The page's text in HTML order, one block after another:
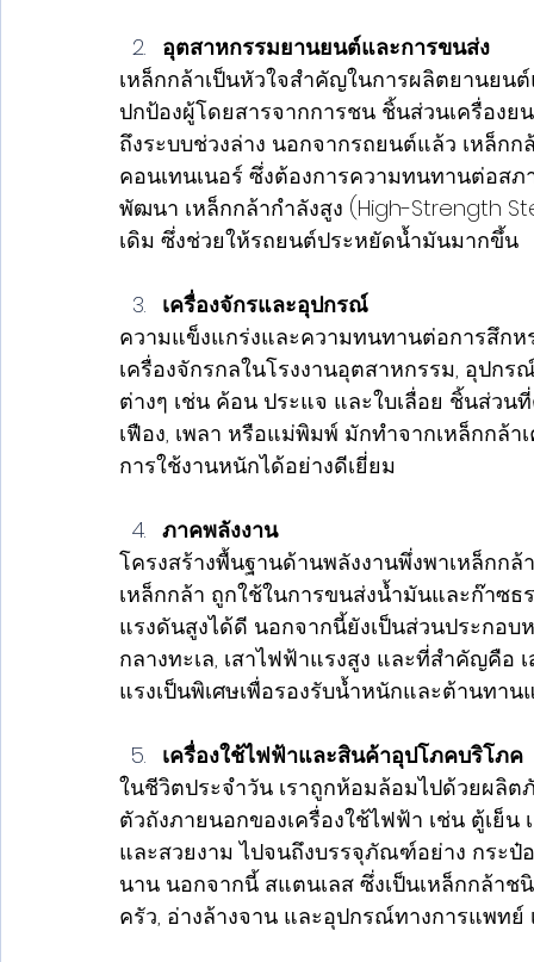
อุตสาหกรรมยานยนต์และการขนส่ง
เหล็กกล้าเป็นหัวใจสำคัญในการผลิตยานยน
ปกป้องผู้โดยสารจากการชน ชิ้นส่วนเครื่อง
ถึงระบบช่วงล่าง นอกจากรถยนต์แล้ว เหล็ก
คอนเทนเนอร์ ซึ่งต้องการความทนทานต่อส
พัฒนา เหล็กกล้ากำลังสูง (High-Strength
เดิม ซึ่งช่วยให้รถยนต์ประหยัดน้ำมันมากขึ้น
เครื่องจักรและอุปกรณ์
ความแข็งแกร่งและความทนทานต่อการสึก
เครื่องจักรกลในโรงงานอุตสาหกรรม, อุปกร
ต่างๆ เช่น ค้อน ประแจ และใบเลื่อย ชิ้นส่ว
เฟือง, เพลา หรือแม่พิมพ์ มักทำจากเหล็กกล้
การใช้งานหนักได้อย่างดีเยี่ยม
ภาคพลังงาน
โครงสร้างพื้นฐานด้านพลังงานพึ่งพาเหล็กก
เหล็กกล้า ถูกใช้ในการขนส่งน้ำมันและก๊าซธ
แรงดันสูงได้ดี นอกจากนี้ยังเป็นส่วนประกอ
กลางทะเล, เสาไฟฟ้าแรงสูง และที่สำคัญคือ
แรงเป็นพิเศษเพื่อรองรับน้ำหนักและต้านทา
เครื่องใช้ไฟฟ้าและสินค้าอุปโภคบริโภค
ในชีวิตประจำวัน เราถูกห้อมล้อมไปด้วยผลิ
ตัวถังภายนอกของเครื่องใช้ไฟฟ้า เช่น ตู้เย็
และสวยงาม ไปจนถึงบรรจุภัณฑ์อย่าง กระป๋
นาน นอกจากนี้ สแตนเลส ซึ่งเป็นเหล็กกล้าช
ครัว, อ่างล้างจาน และอุปกรณ์ทางการแพท